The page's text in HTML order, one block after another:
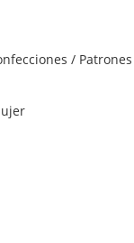
/ Patrones